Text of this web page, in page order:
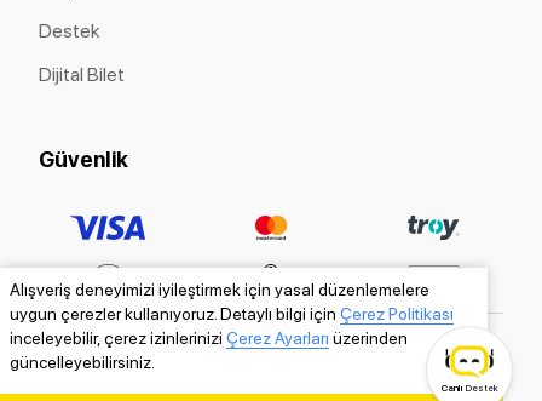
Alışveriş deneyimizi iyileştirmek için yasal düzenlemelere
uygun çerezler kullanıyoruz. Detaylı bilgi için Çerez Politikası
inceleyebilir, çerez izinlerinizi Çerez Ayarları üzerinden
güncelleyebilirsiniz.
Destek
Dijital Bilet
Güvenlik
Canlı Destek